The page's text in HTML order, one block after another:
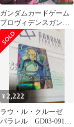
ガンダムカードゲーム
プロヴィデンスガンダ
ム lr+ ラウ・ル・クル
ーゼ r+
¥ 2,222
ラウ・ル・クルーゼ
パラレル GD03-091